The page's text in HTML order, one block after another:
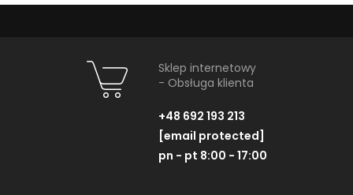
Sklep internetowy
- Obsługa klienta
+48 692 193 213
[email protected]
pn - pt 8:00 - 17:00